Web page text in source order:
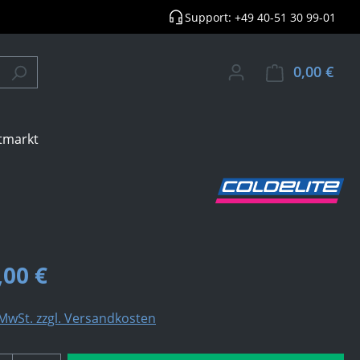
Support: +49 40-51 30 99-01
0,00 €
€
zzgl. Versandkosten